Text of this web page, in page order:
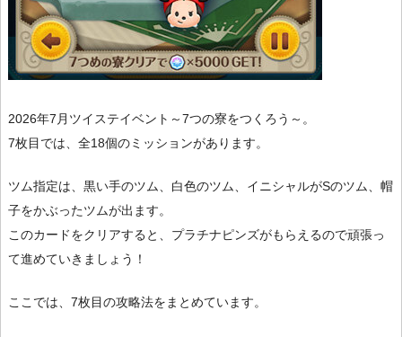
2026年7月ツイステイベント～7つの寮をつくろう～。
7枚目では、全18個のミッションがあります。
ツム指定は、黒い手のツム、白色のツム、イニシャルがSのツム、帽
子をかぶったツムが出ます。
このカードをクリアすると、プラチナピンズがもらえるので頑張っ
て進めていきましょう！
ここでは、7枚目の攻略法をまとめています。